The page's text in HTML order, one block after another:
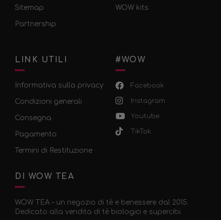
Sitemap
Partnership
WOW kits
LINK UTILI
Informativa sulla privacy
Condizioni generali
Consegna
Pagamento
Termini di Restituzione
#WOW
Facebook
Instagram
Youtube
TikTok
DI WOW TEA
WOW TEA – un negozio di tè e benessere dal 2015.
Dedicato alla vendita di tè biologici e supercibi.